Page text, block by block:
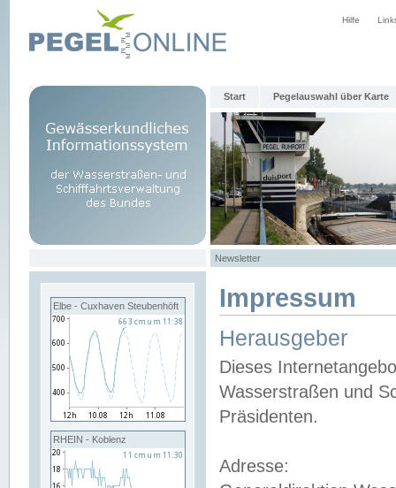
Hilfe
Start Pegelauswahl über Karte
Newsletter
Elbe - Cuxhaven Steubenhöft
RHEIN - Koblenz
Impressum
Herausgeber
Dieses
Wasserstraßen und
Präsidenten.
Adresse: